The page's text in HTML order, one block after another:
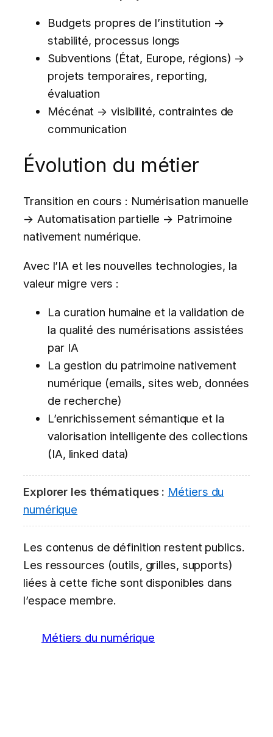
Budgets propres de l’institution →
stabilité, processus longs
Subventions (État, Europe, régions) →
projets temporaires, reporting,
évaluation
Mécénat → visibilité, contraintes de
communication
Évolution du métier
Transition en cours : Numérisation manuelle
→ Automatisation partielle → Patrimoine
nativement numérique.
Avec l’IA et les nouvelles technologies, la
valeur migre vers :
La curation humaine et la validation de
la qualité des numérisations assistées
par IA
La gestion du patrimoine nativement
numérique (emails, sites web, données
de recherche)
L’enrichissement sémantique et la
valorisation intelligente des collections
(IA, linked data)
Explorer les thématiques : Métiers du
numérique
Les contenus de définition restent publics.
Les ressources (outils, grilles, supports)
liées à cette fiche sont disponibles dans
l’espace membre.
Métiers du numérique